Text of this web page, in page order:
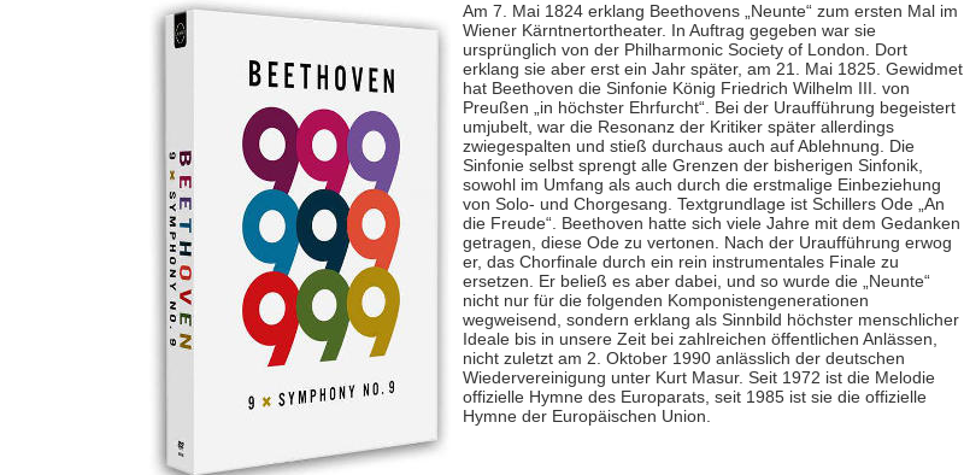
Am 7. Mai 1824 erklang Beethovens „Neunte“ zum ersten Mal im
Wiener Kärntnertortheater. In Auftrag gegeben war sie
ursprünglich von der Philharmonic Society of London. Dort
erklang sie aber erst ein Jahr später, am 21. Mai 1825. Gewidmet
hat Beethoven die Sinfonie König Friedrich Wilhelm III. von
Preußen „in höchster Ehrfurcht“. Bei der Uraufführung begeistert
umjubelt, war die Resonanz der Kritiker später allerdings
zwiegespalten und stieß durchaus auch auf Ablehnung. Die
Sinfonie selbst sprengt alle Grenzen der bisherigen Sinfonik,
sowohl im Umfang als auch durch die erstmalige Einbeziehung
von Solo- und Chorgesang. Textgrundlage ist Schillers Ode „An
die Freude“. Beethoven hatte sich viele Jahre mit dem Gedanken
getragen, diese Ode zu vertonen. Nach der Uraufführung erwog
er, das Chorfinale durch ein rein instrumentales Finale zu
ersetzen. Er beließ es aber dabei, und so wurde die „Neunte“
nicht nur für die folgenden Komponistengenerationen
wegweisend, sondern erklang als Sinnbild höchster menschlicher
Ideale bis in unsere Zeit bei zahlreichen öffentlichen Anlässen,
nicht zuletzt am 2. Oktober 1990 anlässlich der deutschen
Wiedervereinigung unter Kurt Masur. Seit 1972 ist die Melodie
offizielle Hymne des Europarats, seit 1985 ist sie die offizielle
Hymne der Europäischen Union.